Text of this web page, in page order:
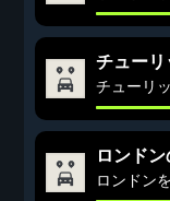
チュー
チューリ
ロンド
ロンドン